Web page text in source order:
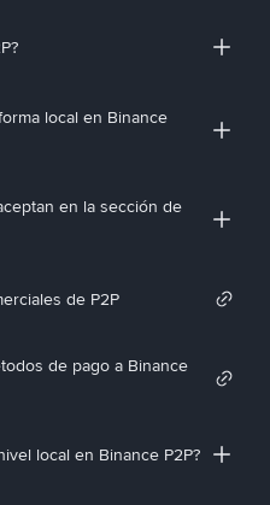
local en Binance
en la sección de
de P2P
de pago a Binance
local en Binance P2P?